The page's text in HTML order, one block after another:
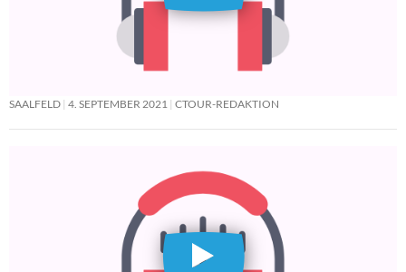
SAALFELD 4. SEPTEMBER 2021 CTOUR-REDAKTION